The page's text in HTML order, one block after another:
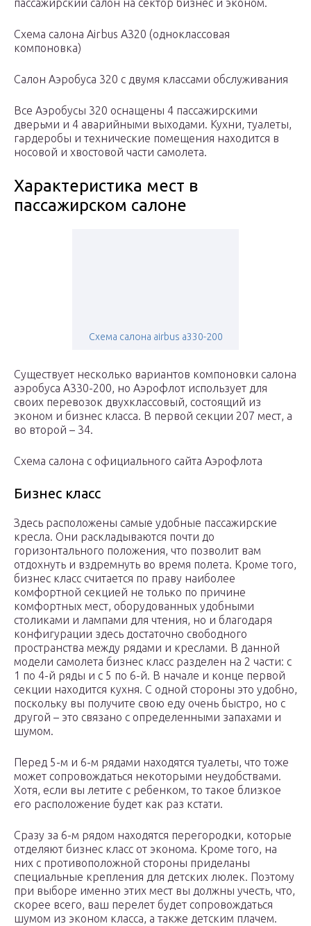
пассажирский салон на сектор бизнес и эконом.
Схема салона Airbus А320 (одноклассовая
компоновка)
Салон Аэробуса 320 с двумя классами обслуживания
Все Аэробусы 320 оснащены 4 пассажирскими
дверьми и 4 аварийными выходами. Кухни, туалеты,
гардеробы и технические помещения находится в
носовой и хвостовой части самолета.
Характеристика мест в
пассажирском салоне
Схема салона airbus a330-200
Существует несколько вариантов компоновки салона
аэробуса А330-200, но Аэрофлот использует для
своих перевозок двухклассовый, состоящий из
эконом и бизнес класса. В первой секции 207 мест, а
во второй – 34.
Схема салона с официального сайта Аэрофлота
Бизнес класс
Здесь расположены самые удобные пассажирские
кресла. Они раскладываются почти до
горизонтального положения, что позволит вам
отдохнуть и вздремнуть во время полета. Кроме того,
бизнес класс считается по праву наиболее
комфортной секцией не только по причине
комфортных мест, оборудованных удобными
столиками и лампами для чтения, но и благодаря
конфигурации здесь достаточно свободного
пространства между рядами и креслами. В данной
модели самолета бизнес класс разделен на 2 части: с
1 по 4-й ряды и с 5 по 6-й. В начале и конце первой
секции находится кухня. С одной стороны это удобно,
поскольку вы получите свою еду очень быстро, но с
другой – это связано с определенными запахами и
шумом.
Перед 5-м и 6-м рядами находятся туалеты, что тоже
может сопровождаться некоторыми неудобствами.
Хотя, если вы летите с ребенком, то такое близкое
его расположение будет как раз кстати.
Сразу за 6-м рядом находятся перегородки, которые
отделяют бизнес класс от эконома. Кроме того, на
них с противоположной стороны приделаны
специальные крепления для детских люлек. Поэтому
при выборе именно этих мест вы должны учесть, что,
скорее всего, ваш перелет будет сопровождаться
шумом из эконом класса, а также детским плачем.